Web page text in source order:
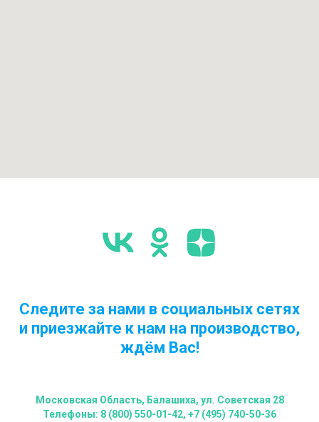
Следите за нами в социальных сетях
и приезжайте к нам на производство,
ждём Вас!
Московская Область, Балашиха, ул. Советская 28
Телефоны: 8 (800) 550-01-42, +7 (495) 740-50-36